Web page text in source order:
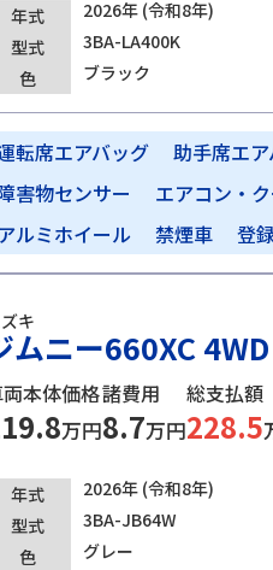
年式 2026年 (令和8年)
型式
3BA-LA400K
色
ブラック
転席エアバッグ 助手席エ
害物センサー
エアコン・
アルミホイール
禁煙車 登
キ
ムニー660XC 4WD
本体価格
万円
諸費用
8.7万円
総支払額
228.5
年式 2026年 (令和8年)
型式
3BA-JB64W
色
グレー